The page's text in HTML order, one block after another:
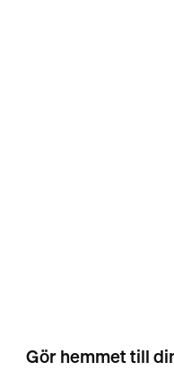
Gör hemmet till